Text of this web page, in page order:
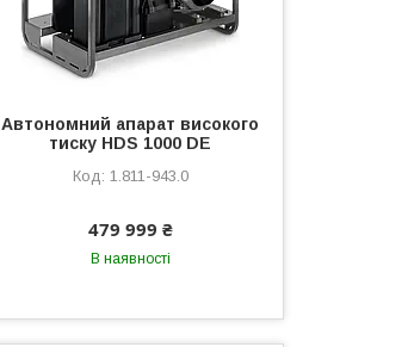
Автономний апарат високого
тиску HDS 1000 DE
1.811-943.0
479 999 ₴
В наявності